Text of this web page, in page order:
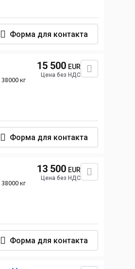
Форма для контакта
38000 кг
15 500 EUR
Цена без НДС
Форма для контакта
38000 кг
13 500 EUR
Цена без НДС
Форма для контакта